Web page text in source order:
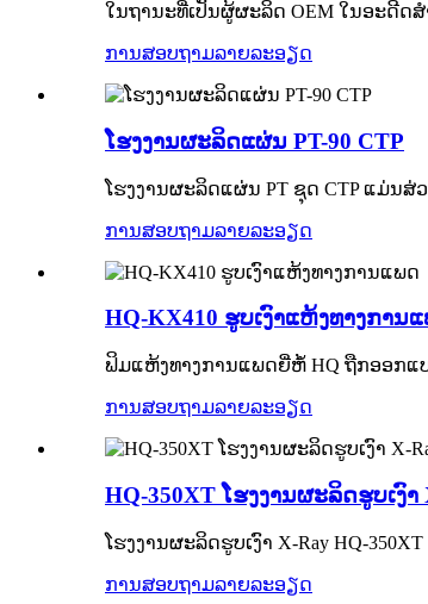
ໃນຖານະທີ່ເປັນຜູ້ຜະລິດ OEM ໃນອະດີດສໍ
ການສອບຖາມລາຍລະອຽດ
ໂຮງງານຜະລິດແຜ່ນ PT-90 CTP
ໂຮງງານຜະລິດແຜ່ນ PT ຊຸດ CTP ແມ່ນ
ການສອບຖາມລາຍລະອຽດ
HQ-KX410 ຮູບເງົາແຫ້ງທາງການ
ຟິມແຫ້ງທາງການແພດຍີ່ຫໍ້ HQ ຖືກອອກແ
ການສອບຖາມລາຍລະອຽດ
HQ-350XT ໂຮງງານຜະລິດຮູບເງົາ
ໂຮງງານຜະລິດຮູບເງົາ X-Ray HQ-
ການສອບຖາມລາຍລະອຽດ